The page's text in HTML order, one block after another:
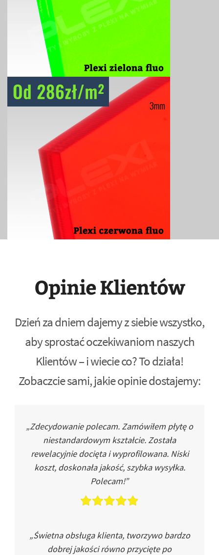
Opinie Klientów
Dzień za dniem dajemy z siebie wszystko,
aby sprostać oczekiwaniom naszych
Klientów – i wiecie co? To działa!
Zobaczcie sami, jakie opinie dostajemy:
„Zdecydowanie polecam. Zamówiłem płytę o
niestandardowym kształcie. Została
rewelacyjnie docięta i wyprofilowana. Niski
koszt, doskonała jakość, szybka wysyłka.
Polecam!”
„Świetna obsługa klienta, tworzywo bardzo
dobrej jakości równo przycięte po